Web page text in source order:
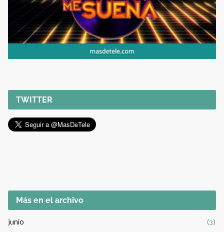
TWITTER
Más en el archivo
junio (3)